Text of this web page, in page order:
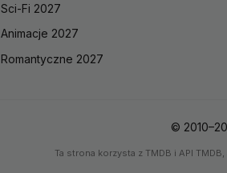
Sci-Fi 2027
Animacje 2027
Romantyczne 2027
©
Ta strona korzysta z TMDB i API